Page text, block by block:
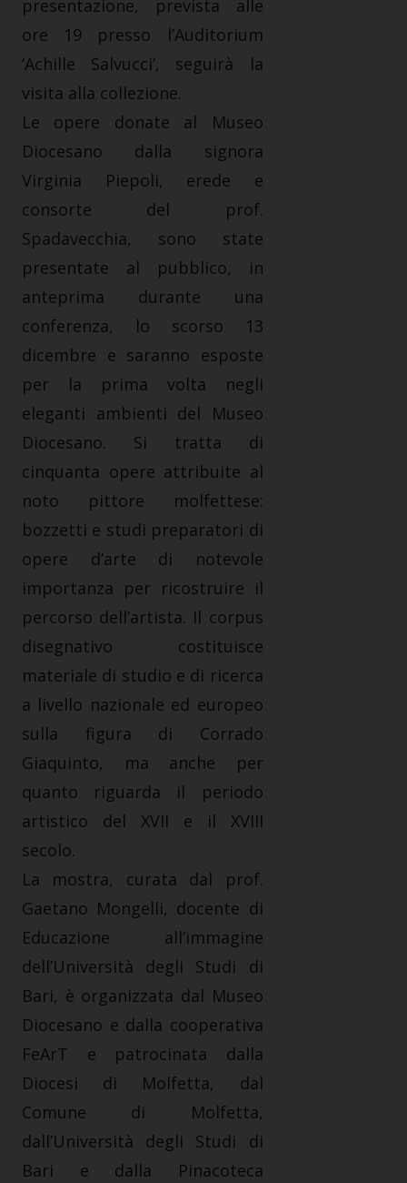
presentazione, prevista alle
ore 19 presso l’Auditorium
‘Achille Salvucci’, seguirà la
visita alla collezione.
Le opere donate al Museo
Diocesano dalla signora
Virginia Piepoli, erede e
consorte del prof.
Spadavecchia, sono state
presentate al pubblico, in
anteprima durante una
conferenza, lo scorso 13
dicembre e saranno esposte
per la prima volta negli
eleganti ambienti del Museo
Diocesano. Si tratta di
cinquanta opere attribuite al
noto pittore molfettese:
bozzetti e studi preparatori di
opere d’arte di notevole
importanza per ricostruire il
percorso dell’artista. Il corpus
disegnativo costituisce
materiale di studio e di ricerca
a livello nazionale ed europeo
sulla figura di Corrado
Giaquinto, ma anche per
quanto riguarda il periodo
artistico del XVII e il XVIII
secolo.
La mostra, curata dal prof.
Gaetano Mongelli, docente di
Educazione all’immagine
dell’Università degli Studi di
Bari, è organizzata dal Museo
Diocesano e dalla cooperativa
FeArT e patrocinata dalla
Diocesi di Molfetta, dal
Comune di Molfetta,
dall’Università degli Studi di
Bari e dalla Pinacoteca